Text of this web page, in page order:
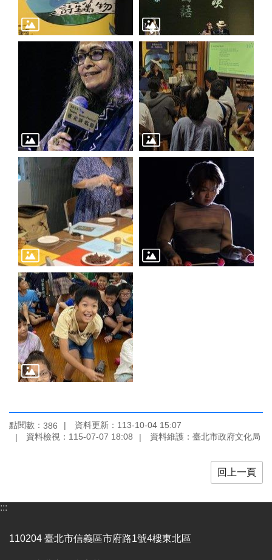
訊
區
頁
網
站
導
覽
陳
情
系
統
雙
語
台
北
區
點閱數： 386
資料更新：113-10-04 15:07
資料檢視：115-07-07 18:08
資料維護：臺北市政府文化局
回上一頁
:::
110204 臺北市信義區市府路1號4樓東北區